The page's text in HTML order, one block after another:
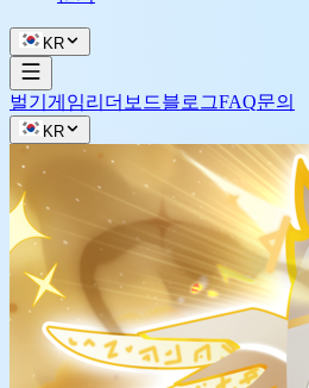
KR
벌기 게임리더보드블로그FAQ문의
KR